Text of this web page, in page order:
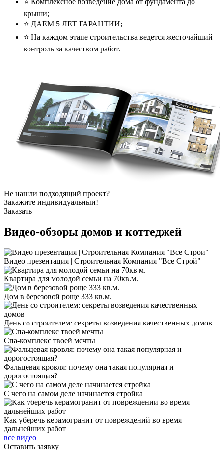
крыши;
⭐️ ДАЕМ 5 ЛЕТ ГАРАНТИИ;
⭐️ На каждом этапе строительства ведется жесточайший
контроль за качеством работ.
Не нашли подходящий проект?
Закажите индивидуальный!
Заказать
Видео-обзоры домов и коттеджей
Видео презентация | Строительная Компания "Все Строй"
Квартира для молодой семьи на 70кв.м.
Дом в березовой роще 333 кв.м.
День со строителем: секреты возведения качественных домов
Спа-комплекс твоей мечты
Фальцевая кровля: почему она такая популярная и
дорогостоящая?
С чего на самом деле начинается стройка
Как уберечь керамогранит от повреждений во время
дальнейших работ
все видео
Оставить заявку